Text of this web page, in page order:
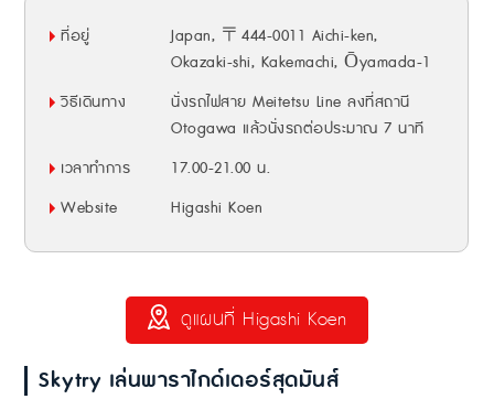
ที่อยู่
Japan, 〒444-0011 Aichi-ken,
Okazaki-shi, Kakemachi, Ōyamada-1
วิธีเดินทาง
นั่งรถไฟสาย Meitetsu Line ลงที่สถานี
Otogawa แล้วนั่งรถต่อประมาณ 7 นาที
เวลาทำการ
17.00-21.00 น.
Website
Higashi Koen
ดูแผนที่ Higashi Koen
Skytry เล่นพาราไกด์เดอร์สุดมันส์